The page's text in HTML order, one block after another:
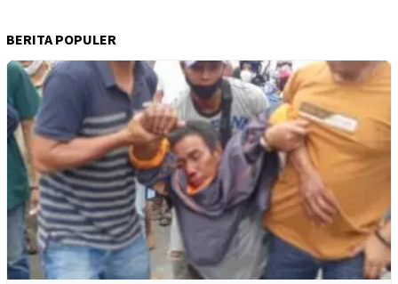
BERITA POPULER